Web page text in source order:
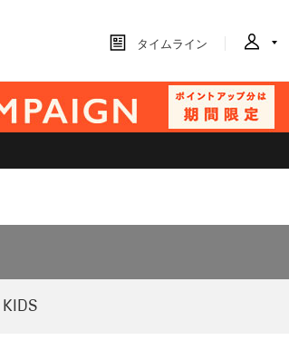
タイムライン
KIDS